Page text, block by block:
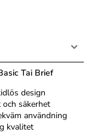
Tai Brief
design
säkerhet
användning
kvalitet